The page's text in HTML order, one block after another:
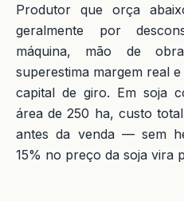
Produtor que orça
geralmente por
máquina, mão de
superestima margem real
capital de giro. Em soja
área de 250 ha, custo
antes da venda — sem
15% no preço da soja vira